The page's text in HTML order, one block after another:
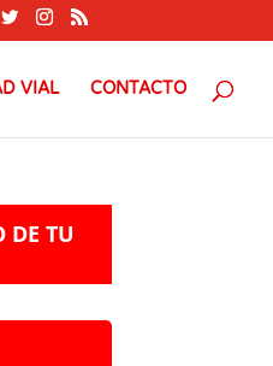
VIAL CONTACTO
DE TU